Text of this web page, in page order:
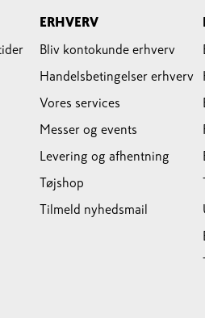
ERHVERV
Bliv kontokunde erhverv
Handelsbetingelser erhverv
Vores services
Messer og events
Levering og afhentning
Tøjshop
Tilmeld nyhedsmail